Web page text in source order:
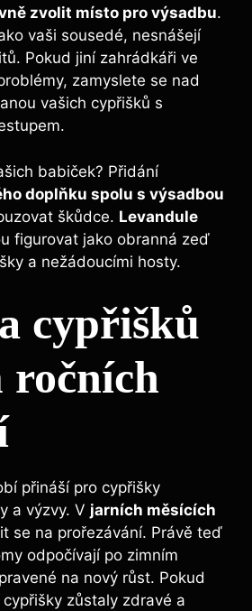
zvolit místo pro výsadbu.
vaši sousedé, nesnášejí
Pokud jiní zahrádkáři ve
zamyslete se nad
vašich cypřišků s
babiček? Přidání
doplňku spolu s výsadbou
škůdce. Levandule
figurovat jako obranná zeď
a nežádoucími hosty.
cypřišků
ročních
přináší pro cypřišky
a výzvy. V jarních měsících
se na prořezávání. Právě teď
odpočívají po zimním
na nový růst. Pokud
zůstaly zdravé a